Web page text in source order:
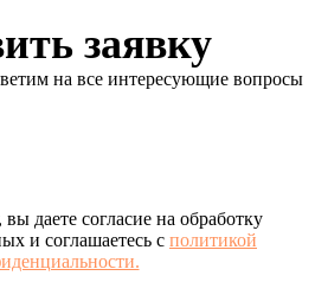
заявку
на все интересующие вопросы
даете согласие на обработку
и соглашаетесь с политикой